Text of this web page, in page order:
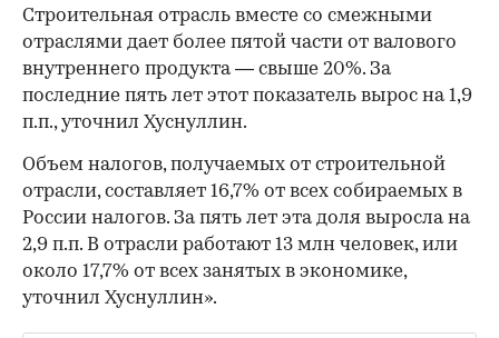
Строительная отрасль вместе со смежными
отраслями дает более пятой части от валового
внутреннего продукта — свыше 20%. За
последние пять лет этот показатель вырос на 1,9
п.п., уточнил Хуснуллин.
Объем налогов, получаемых от строительной
отрасли, составляет 16,7% от всех собираемых в
России налогов. За пять лет эта доля выросла на
2,9 п.п. В отрасли работают 13 млн человек, или
около 17,7% от всех занятых в экономике,
уточнил Хуснуллин».